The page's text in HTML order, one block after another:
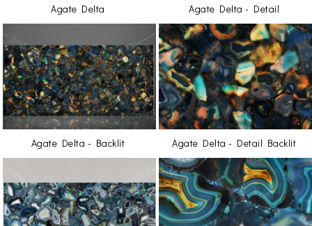
Agate Delta Agate Delta - Detail
Agate Delta - Backlit Agate Delta - Detail Backlit